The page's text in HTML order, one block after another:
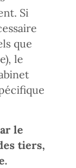
Si
que
le
le
tiers,